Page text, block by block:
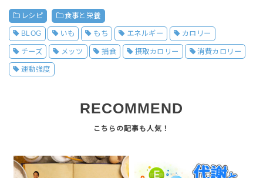
レシピ 食事と栄養
BLOG いも もち エネルギー カロリー
チーズ メッツ 捕食 摂取カロリー 消費カロリー
運動強度
RECOMMEND